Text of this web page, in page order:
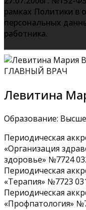
рамках Политики в
персональных
работника.
ГЛАВНЫЙ ВРАЧ
Левитина
Образование:
Периодическая
«Организация
здоровье» №7724
Периодическая
«Терапия» №7723
Периодическая
«Профпатология»